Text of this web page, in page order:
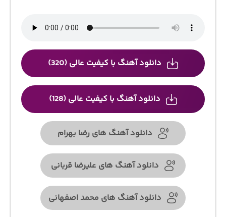
دانلود آهنگ با کیفیت عالی (320)
دانلود آهنگ با کیفیت عالی (128)
دانلود آهنگ های رضا بهرام
دانلود آهنگ های علیرضا قربانی
دانلود آهنگ های محمد اصفهانی